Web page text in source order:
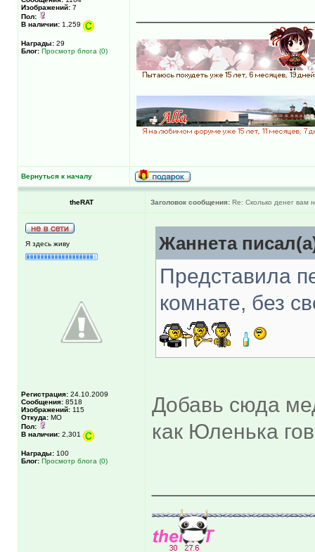
Изображений: 7
Пол:
В наличии: 1,259
Награды: 29
Блог: Просмотр блога (0)
Вернуться к началу
theRAT Заголовок сообщения: Re: Сколько денег вам
Я здесь живу
Регистрация: 24.10.2009
Сообщения: 8518
Изображений: 115
Откуда: МО
Пол:
В наличии: 2,301
Награды: 100
Блог: Просмотр блога (0)
Жаннета
Представила
комнате, без
Добавь сюда
как Юленька